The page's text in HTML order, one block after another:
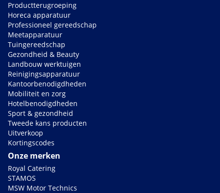
Productterugroeping
Horeca apparatuur
Professioneel gereedschap
Meetapparatuur
Tuingereedschap
Gezondheid & Beauty
Landbouw werktuigen
Reinigingsapparatuur
Kantoorbenodigdheden
Mobiliteit en zorg
Hotelbenodigdheden
Sport & gezondheid
Tweede kans producten
Uitverkoop
Kortingscodes
Onze merken
Royal Catering
STAMOS
MSW Motor Technics